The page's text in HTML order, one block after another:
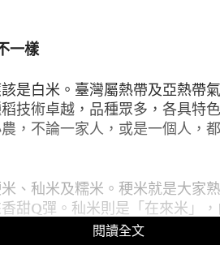
一樣
是白米。臺灣屬熱帶及亞熱帶
技術卓越，品種眾多，各具特
，不論一家人，或是一個人，
、秈米及糯米。稉米就是大家
甜Q彈。秈米則是「在來米」
糯米，也分稉糯（圓糥米）、
閱讀全文